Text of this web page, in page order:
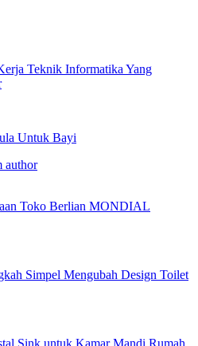
Teknik Informatika Yang
Untuk Bayi
author
Toko Berlian MONDIAL
Simpel Mengubah Design Toilet
Sink untuk Kamar Mandi Rumah